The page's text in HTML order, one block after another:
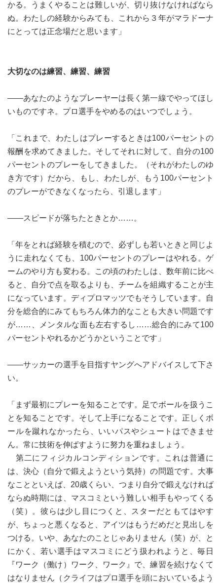
かる。うまくやることは難しいが、切り抜けなければなら
ぬ。わたしの経験からみても、これから３年がマラドーナ
にとっては正念場だと思います」
大切なのは練習、練習、練習
――あなたのようなプレーヤーは長く第一線でやってほし
いものですネ。プロ選手をやめるのはいつでしょう。
「これまで、わたしはプレーするときは100パーセントの
報酬を求めてきました。そしてそれに対して、自分の100
パーセントのプレーをしてきました。（それがわたしのゆ
き方です）だから、もし、わたしが、もう100パーセント
のプレーができなくなったら、引退します」
――スピードが落ちたときとか……。
「年をとれば経験を積むので、必ずしも若いときと同じよ
うに走れなくても、100パーセントのプレーはやれる。ゲ
ームのやり方も変わる。この頃のわたしは、数年前に比べ
ると、自分で点を取るよりも、チームを組織することが主
になっています。ディプロマッツでもそうしています。自
分を総合的にみてもちろん体力的なことも大きい問題です
が……、メンタルな面も左右するし……総合的にみて100
パーセントやれるかどうかということです」
――サッカーの選手を目指すヤングへアドバイスして下さ
い。
「まず最初にプレーを知ることです。足でボールを扱うこ
とを知ることです。そして上手になることです。正しくボ
ールを蹴れなかったら、いいパスやシュートはできませ
ん。常に技術を伸ばすように努力を重ねましょう。
第二にフィジカルコンディションです。これは普通に
は、決心（自分で鍛えようという気持）の問題です。大事
なことといえば、20歳くらい、つまり自分で鍛えなければ
ならぬ時期には、マスコミという難しい相手もやってくる
（笑）。彼らは少し目につくと、スターだともてはやす
が、ちょっと悪くなると、アイツはもうだめだと見出しを
つける。いや、あなたのことじゃありません（笑）が、と
にかく、若い選手はマスコミにどう扱われようと、毎日
『ワーク（働け）ワーク、ワーク』で、練習を続けなくて
はなりません（クライフはプロ選手を頭においているよう